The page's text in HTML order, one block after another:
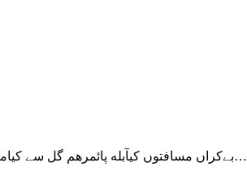
بےکراں مسافتوں کیآبله پائمرهم گل سے کیامٹا چاهےانگ انگ میں پهیلی هےآرزو کی تھکنلهو نکال کے سارا بدل…